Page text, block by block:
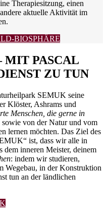
Therapiesitzung, einen
aktuelle Aktivität im
BIOSPHÄRE
MIT PASCAL
ZU TUN
SEMUK seine
Klöster, Ashrams und
Menschen, die gerne in
sowie von der Natur und vom
lernen möchten. Das Ziel des
ist, dass wir alle in
dem inneren Meister, deinem
: indem wir studieren,
Wegebau, in der Konstruktion
tun an der ländlichen